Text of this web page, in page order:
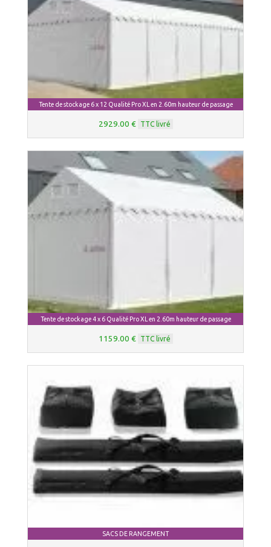
Tente de stockage 6 x 12 Qualité Pro XL en 2.60m hauteur de passage
2929.00 € TTC livré
Tente de stockage 4 x 6 Qualité Pro XL en 2.60m hauteur de passage
1159.00 € TTC livré
SACS DE RANGEMENT